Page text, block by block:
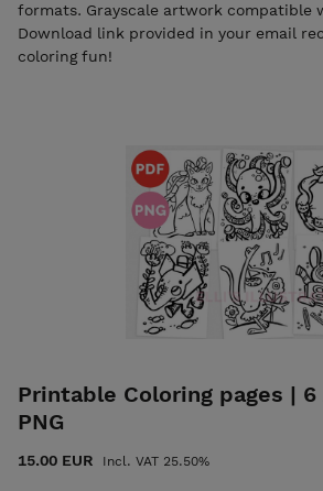
formats. Grayscale artwork compatible
Download link provided in your email
coloring fun!
Printable Coloring pages | 6
PNG
15.00 EUR Incl. VAT 25.50%